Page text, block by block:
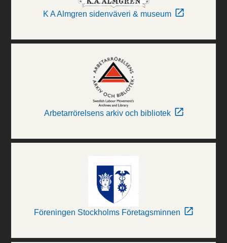
K A Almgren sidenväveri & museum
Arbetarrörelsens arkiv och bibliotek
Föreningen Stockholms Företagsminnen